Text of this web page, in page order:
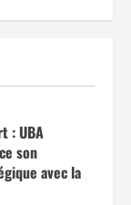
: UBA
son
avec la